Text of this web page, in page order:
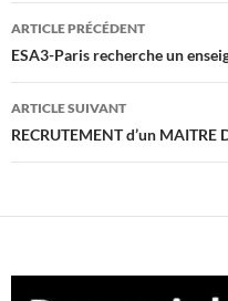
Navigation
des
articles
ARTICLE PRÉCÉDENT
ESA3-Paris recherche un
ARTICLE SUIVANT
RECRUTEMENT d’un MAITRE